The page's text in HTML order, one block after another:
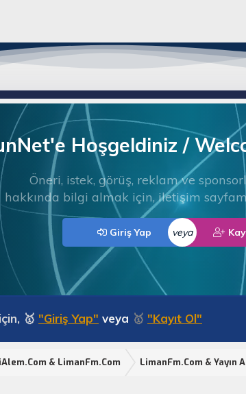
Hoşgeldiniz /
Öneri, istek, görüş, reklam ve
hakkında bilgi almak için, iletişim
Giriş Yap veya
🥇 "Giriş Yap" veya 🥇 "Kayıt Ol"
& LimanFm.Com LimanFm.Com & Yayın